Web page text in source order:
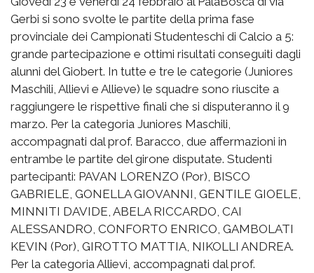
Gerbi si sono svolte le partite della prima fase
provinciale dei Campionati Studenteschi di Calcio a 5:
grande partecipazione e ottimi risultati conseguiti dagli
alunni del Giobert. In tutte e tre le categorie (Juniores
Maschili, Allievi e Allieve) le squadre sono riuscite a
raggiungere le rispettive finali che si disputeranno il 9
marzo. Per la categoria Juniores Maschili,
accompagnati dal prof. Baracco, due affermazioni in
entrambe le partite del girone disputate. Studenti
partecipanti: PAVAN LORENZO (Por), BISCO
GABRIELE, GONELLA GIOVANNI, GENTILE GIOELE,
MINNITI DAVIDE, ABELA RICCARDO, CAI
ALESSANDRO, CONFORTO ENRICO, GAMBOLATI
KEVIN (Por), GIROTTO MATTIA, NIKOLLI ANDREA.
Per la categoria Allievi, accompagnati dal prof.